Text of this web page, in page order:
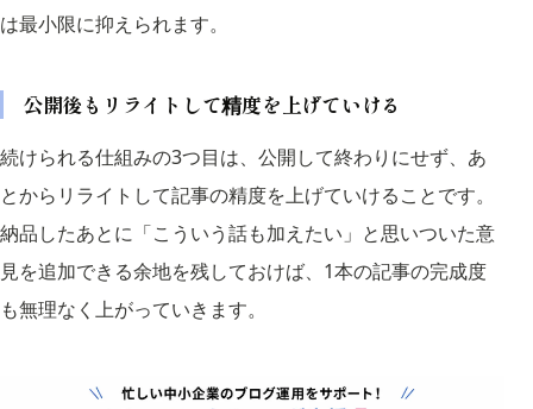
は最小限に抑えられます。
公開後もリライトして精度を上げていける
続けられる仕組みの3つ目は、公開して終わりにせず、あ
とからリライトして記事の精度を上げていけることです。
納品したあとに「こういう話も加えたい」と思いついた意
見を追加できる余地を残しておけば、1本の記事の完成度
も無理なく上がっていきます。